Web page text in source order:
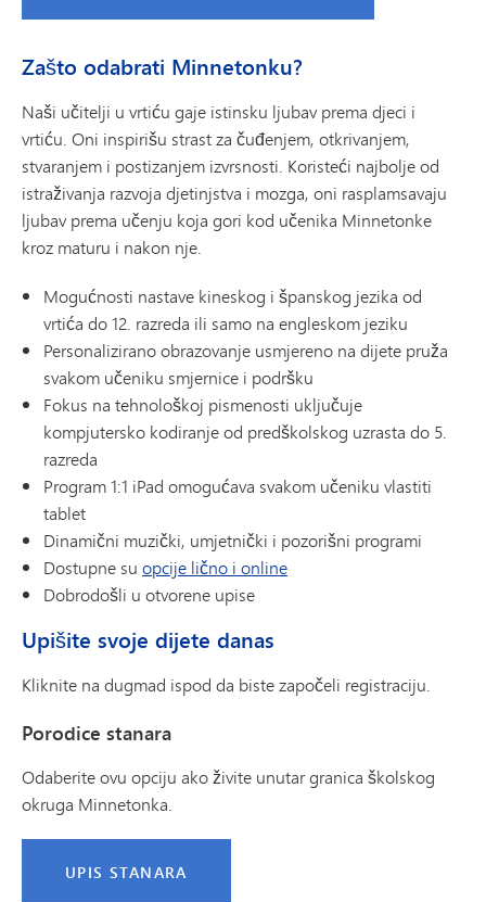
Zašto odabrati Minnetonku?
Naši učitelji u vrtiću gaje istinsku ljubav prema djeci i
vrtiću. Oni inspirišu strast za čuđenjem, otkrivanjem,
stvaranjem i postizanjem izvrsnosti. Koristeći najbolje od
istraživanja razvoja djetinjstva i mozga, oni rasplamsavaju
ljubav prema učenju koja gori kod učenika Minnetonke
kroz maturu i nakon nje.
Mogućnosti nastave kineskog i španskog jezika od
vrtića do 12. razreda ili samo na engleskom jeziku
Personalizirano obrazovanje usmjereno na dijete pruža
svakom učeniku smjernice i podršku
Fokus na tehnološkoj pismenosti uključuje
kompjutersko kodiranje od predškolskog uzrasta do 5.
razreda
Program 1:1 iPad omogućava svakom učeniku vlastiti
tablet
Dinamični muzički, umjetnički i pozorišni programi
Dostupne su opcije lično i online
Dobrodošli u otvorene upise
Upišite svoje dijete danas
Kliknite na dugmad ispod da biste započeli registraciju.
Porodice stanara
Odaberite ovu opciju ako živite unutar granica školskog
okruga Minnetonka.
UPIS STANARA